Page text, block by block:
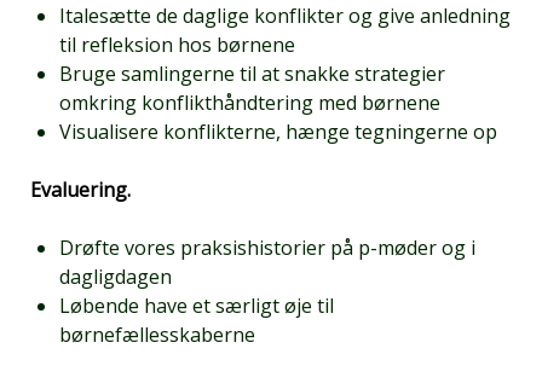
Italesætte de daglige konflikter og give anledning
til refleksion hos børnene
Bruge samlingerne til at snakke strategier
omkring konflikthåndtering med børnene
Visualisere konflikterne, hænge tegningerne op
Evaluering.
Drøfte vores praksishistorier på p-møder og i
dagligdagen
Løbende have et særligt øje til
børnefællesskaberne